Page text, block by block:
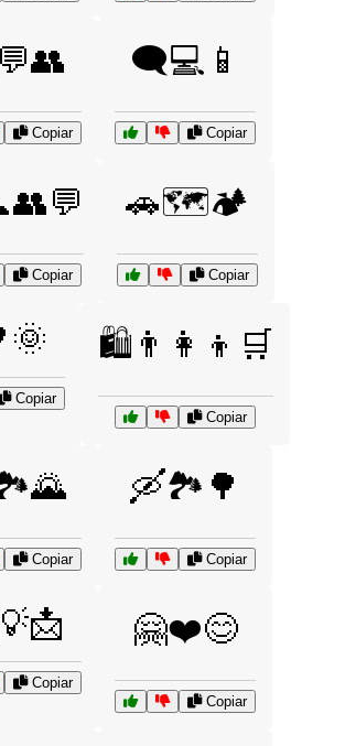
Copiar
🗨️💻📱
Copiar
Copiar
🚗🗺️🏕️
Copiar
Copiar
🛍️👨‍👩‍👦🛒
Copiar
Copiar
🛶🏞️🌳
Copiar
Copiar
🤗❤️😊
Copiar